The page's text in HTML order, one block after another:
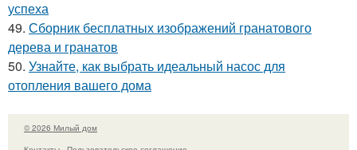
успеха
49. Сборник бесплатных изображений гранатового
дерева и гранатов
50. Узнайте, как выбрать идеальный насос для
отопления вашего дома
© 2026 Милый дом